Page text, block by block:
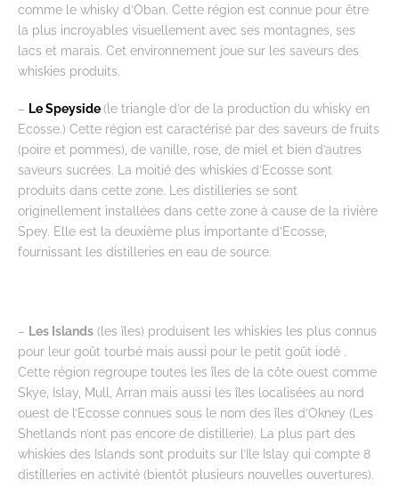
comme le whisky d’Oban. Cette région est connue pour être
la plus incroyables visuellement avec ses montagnes, ses
lacs et marais. Cet environnement joue sur les saveurs des
whiskies produits.
– Le Speyside(le triangle d’or de la production du whisky en
Ecosse.) Cette région est caractérisé par des saveurs de fruits
(poire et pommes), de vanille, rose, de miel et bien d’autres
saveurs sucrées. La moitié des whiskies d’Ecosse sont
produits dans cette zone. Les distilleries se sont
originellement installées dans cette zone à cause de la rivière
Spey. Elle est la deuxième plus importante d’Ecosse,
fournissant les distilleries en eau de source.
– Les Islands (les îles) produisent les whiskies les plus connus
pour leur goût tourbé mais aussi pour le petit goût iodé .
Cette région regroupe toutes les îles de la côte ouest comme
Skye, Islay, Mull, Arran mais aussi les îles localisées au nord
ouest de l’Ecosse connues sous le nom des îles d’Okney (Les
Shetlands n’ont pas encore de distillerie). La plus part des
whiskies des Islands sont produits sur l’Ile Islay qui compte 8
distilleries en activité (bientôt plusieurs nouvelles ouvertures).